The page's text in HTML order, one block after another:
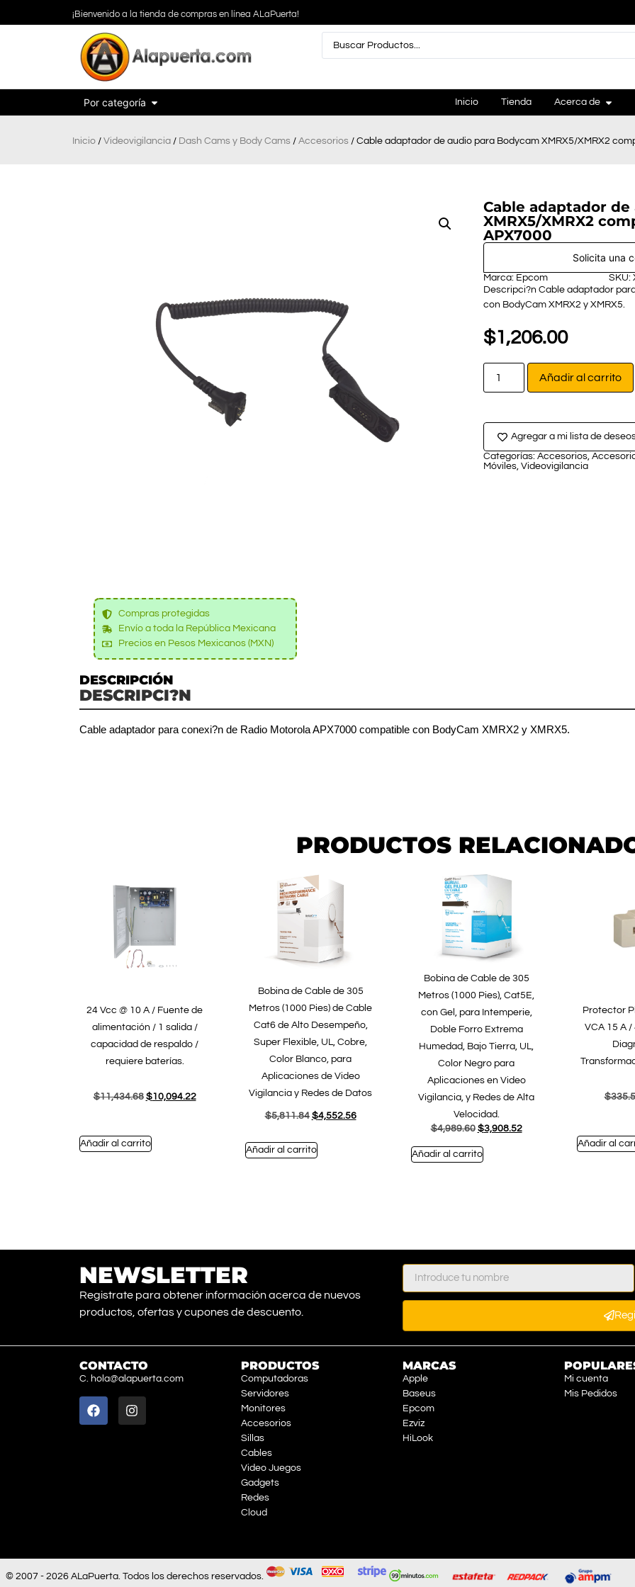
¡Bienvenido a la tienda de compras en línea ALaPuerta!
Por categoría Inicio Tienda Acerca de
Inicio / Videovigilancia / Dash Cams y Body Cams / Accesorios / Cable adaptador de audio para Bodycam XMRX5/XMRX2
Compras protegidas
Envío a toda la República Mexicana
Precios en Pesos Mexicanos (MXN)
Cable adaptador
XMRX5/XMRX2
APX7000
Solicita una
Marca: Epcom
SKU:
Descripci?n Cable adaptador
con BodyCam XMRX2 y XMRX5.
$1,206.00
Añadir al carrito
Agregar a mi lista de
Categorías: Accesorios,
Móviles, Videovigilancia
DESCRIPCIÓN
DESCRIPCI?N
Cable adaptador para conexi?n de Radio Motorola APX7000 compatible con BodyCam XMRX2 y XMRX5.
PRODUCTOS
24 Vcc @ 10 A / Fuente de
alimentación / 1 salida /
capacidad de respaldo /
requiere baterías.
$11,434.68 $10,094.22
Añadir al carrito
Bobina de Cable de 305
Metros (1000 Pies) de Cable
Cat6 de Alto Desempeño,
Super Flexible, UL, Cobre,
Color Blanco, para
Aplicaciones de Video
Vigilancia y Redes de Datos
$5,811.84 $4,552.56
Añadir al carrito
Bobina de Cable de 305
Metros (1000 Pies), Cat5E,
con Gel, para Intemperie,
Doble Forro Extrema
Humedad, Bajo Tierra, UL,
Color Negro para
Aplicaciones en Video
Vigilancia, y Redes de Alta
Velocidad.
$4,989.60 $3,908.52
Añadir al carrito
Protector
VCA 15 A /
$
Añadir al
NEWSLETTER
Registrate para obtener información acerca de nuevos
productos, ofertas y cupones de descuento.
CONTACTO
C. hola@alapuerta.com
PRODUCTOS
Computadoras
Servidores
Monitores
Accesorios
Sillas
Cables
Video Juegos
Gadgets
Redes
Cloud
MARCAS
Apple
Baseus
Epcom
Ezviz
HiLook
Mi cuenta
Mis Pedidos
© 2007 - 2026 ALaPuerta. Todos los derechos reservados.